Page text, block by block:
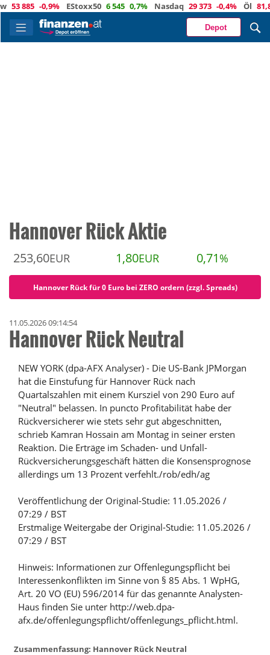
885 -0,9% EStoxx50 6 545 0,7% Nasdaq 29 373 -0,4% Öl 81,8 -
Depot
Hannover Rück Aktie
253,60EUR 1,80EUR 0,71 %
Hannover Rück für 0 Euro bei ZERO ordern (zzgl. Spreads)
11.05.2026 09:14:54
Hannover Rück Neutral
NEW YORK (dpa-AFX Analyser) - Die US-Bank JPMorgan
hat die Einstufung für Hannover Rück nach
Quartalszahlen mit einem Kursziel von 290 Euro auf
"Neutral" belassen. In puncto Profitabilität habe der
Rückversicherer wie stets sehr gut abgeschnitten,
schrieb Kamran Hossain am Montag in seiner ersten
Reaktion. Die Erträge im Schaden- und Unfall-
Rückversicherungsgeschäft hätten die Konsensprognose
allerdings um 13 Prozent verfehlt./rob/edh/ag
Veröffentlichung der Original-Studie: 11.05.2026 /
07:29 / BST
Erstmalige Weitergabe der Original-Studie: 11.05.2026 /
07:29 / BST
Hinweis: Informationen zur Offenlegungspflicht bei
Interessenkonflikten im Sinne von § 85 Abs. 1 WpHG,
Art. 20 VO (EU) 596/2014 für das genannte Analysten-
Haus finden Sie unter http://web.dpa-
afx.de/offenlegungspflicht/offenlegungs_pflicht.html.
Zusammenfassung: Hannover Rück Neutral